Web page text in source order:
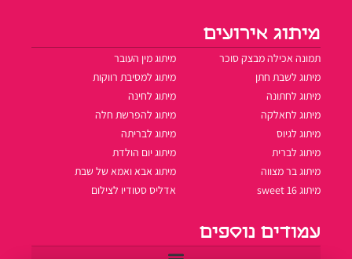
מיתוג אירועים
תמונה אכילה מבצק סוכר
מיתוג מין העובר
מיתוג לשבת חתן
מיתוג למסיבת רווקות
מיתוג לחתונה
מיתוג לחינה
מיתוג לחאלקה
מיתוג להפרשת חלה
מיתוג לגיוס
מיתוג לבריתה
מיתוג לברית
מיתוג יום הולדת
מיתוג בר מצווה
מיתוג אבא ואמא של שבת
מיתוג sweet 16
אדליס סטודיו לצילום
עמודים נוספים